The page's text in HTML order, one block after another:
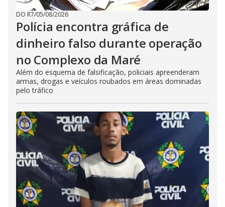
DO R7/05/08/2026
Polícia encontra gráfica de
dinheiro falso durante operação
no Complexo da Maré
Além do esquema de falsificação, policiais apreenderam
armas, drogas e veículos roubados em áreas dominadas
pelo tráfico